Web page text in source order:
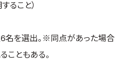
支部からのお知らせ
公式記録
試合規則
ること）
名を選出。※同点があった場合
こともある。